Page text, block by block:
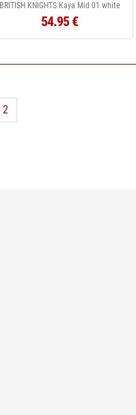
BRITISH KNIGHTS Kaya Mid 01 white
54.95 €
2